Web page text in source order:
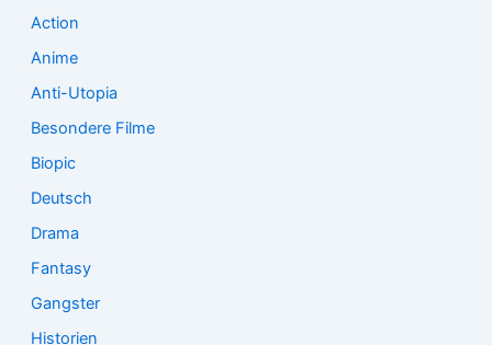
Action
Anime
Anti-Utopia
Besondere Filme
Biopic
Deutsch
Drama
Fantasy
Gangster
Historien